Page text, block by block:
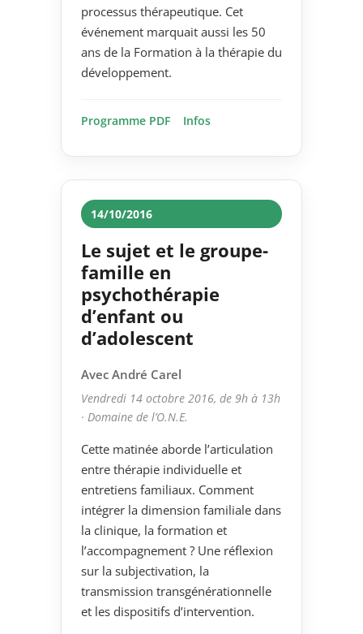
processus thérapeutique. Cet
événement marquait aussi les 50
ans de la Formation à la thérapie du
développement.
Programme PDF Infos
14/10/2016
Le sujet et le groupe-
famille en
psychothérapie
d’enfant ou
d’adolescent
Avec André Carel
Vendredi 14 octobre 2016, de 9h à 13h
· Domaine de l’O.N.E.
Cette matinée aborde l’articulation
entre thérapie individuelle et
entretiens familiaux. Comment
intégrer la dimension familiale dans
la clinique, la formation et
l’accompagnement ? Une réflexion
sur la subjectivation, la
transmission transgénérationnelle
et les dispositifs d’intervention.